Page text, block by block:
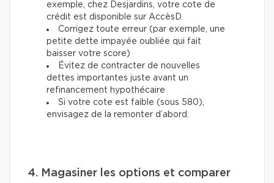
exemple, chez Desjardins, votre cote de
crédit est disponible sur AccèsD.
Corrigez toute erreur (par exemple, une
petite dette impayée oubliée qui fait
baisser votre score)
Évitez de contracter de nouvelles
dettes importantes juste avant un
refinancement hypothécaire
Si votre cote est faible (sous 580),
envisagez de la remonter d’abord.
4. Magasiner les options et comparer